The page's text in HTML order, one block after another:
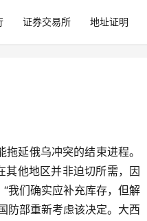
证券交易所 地址证明
延俄乌冲突的结束进程。
其他地区并非迫切所需，因
我们确实应补充库存，但解
防部重新考虑该决定。大西